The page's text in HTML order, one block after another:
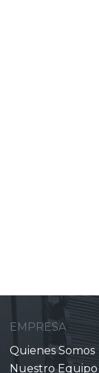
EMPRESA
Quienes Somos
Nuestro Equipo